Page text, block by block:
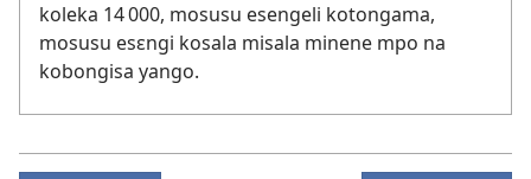
koleka 14 000, mosusu esengeli kotongama,
mosusu esɛngi kosala misala minene mpo na
kobongisa yango.